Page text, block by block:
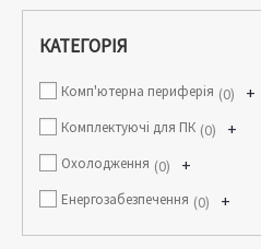
КАТЕГОРІЯ
Комп'ютерна периферія +
0
Комплектуючі для ПК +
0
Охолодження +
0
Енергозабезпечення +
0